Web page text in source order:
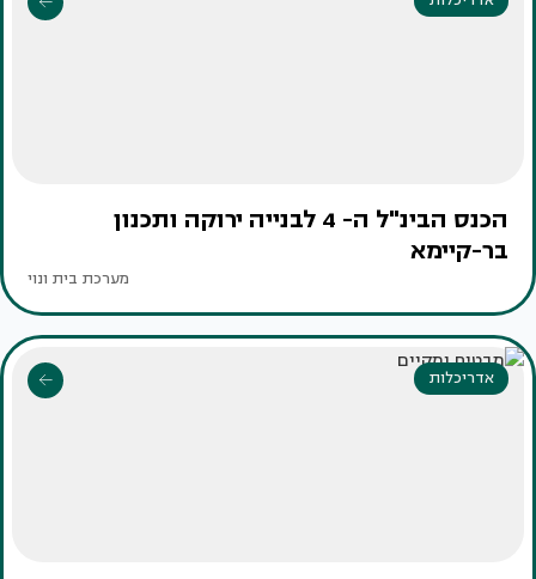
הכנס הבינ"ל ה- 4 לבנייה ירוקה ותכנון
בר-קיימא
מערכת בית ונוי
אדריכלות